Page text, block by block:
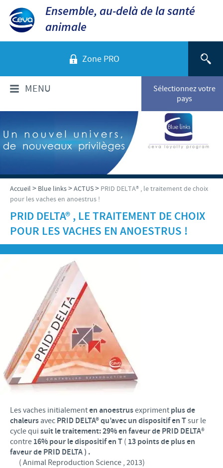
Ensemble, au-delà de la santé
animale
Zone PRO
Sélectionnez votre
pays
MENU
QUI SOMMES-NOUS?
Aperçu de la société
Ceva Santé Animale Tunisie
Production
Recherche et développement
Notre mission
Notre histoire
LE PROGRAMME ETHIQUE ET CONFORMITÉ DU
GROUPE CEVA
SYSTÈME D'ALERTE
PRODUITS
Volailles
Ovins - Caprins
Bovins
ACTUALITÉS ET MÉDIA
Ceva News
ACTUS
Nos vidéos
RESPONSABILITÉS
Importance de la responsabilité
Contributions
Programmes de soutien internationaux
Partenariats scientifiques
Partenariats professionnels
Programmes terrain
OFFRES D'EMPLOI
Offre d’emploi
Nos principaux métiers
Processus de recrutement
Votre développement personnel
Espace étudiant
BLUE LINKS
Privilèges Blue links
S'inscrire
CONTACT
Accueil > Blue links>ACTUS> PRID DELTA® , le traitement de choix
pour les vaches en anoestrus !
PRID DELTA® , LE TRAITEMENT DE CHOIX
POUR LES VACHES EN ANOESTRUS !
Les vaches initialementen anoestrusexpriment plus de
chaleurs avec PRID DELTA® qu’avec un dispositif en Tsur le
cycle qui suit le traitement: 29% en faveur dePRID DELTA®
contre 16% pour le dispositif en T ( 13 points de plus en
faveur de PRID DELTA ) .
( Animal Reproduction Science , 2013)